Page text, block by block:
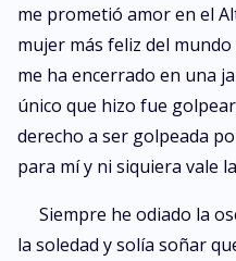
me prometió amor en el
mujer más feliz del
me ha encerrado en una
único que hizo fue
derecho a ser golpeada
para mí y ni siquiera vale
Siempre he odiado la
la soledad y solía soñar